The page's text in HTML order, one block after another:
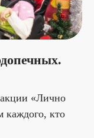
«Лично
каждого, кто